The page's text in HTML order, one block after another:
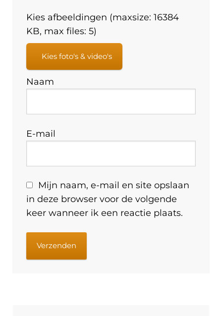
Kies afbeeldingen (maxsize: 16384
KB, max files: 5)
Kies foto's & video's
Naam
E-mail
Mijn naam, e-mail en site opslaan
in deze browser voor de volgende
keer wanneer ik een reactie plaats.